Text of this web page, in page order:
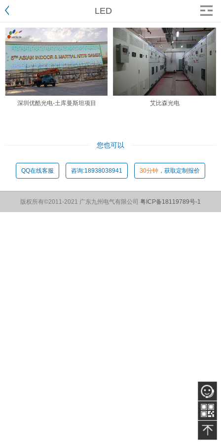
LED
深圳优酷光电-土库曼斯坦项目 艾比森光电
您也可以
QQ在线客服 咨询:18938038941 30分钟 ，获取定制报价
版权所有©2011-2021 广东九州电气有限公司 粤ICP备18119789号-1